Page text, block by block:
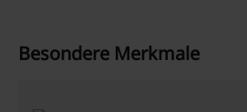
Besondere Merkmale